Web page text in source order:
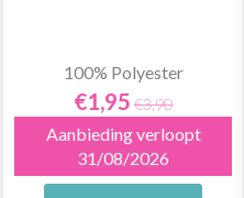
100% Polyester
€1,95 €3,90
Aanbieding verloopt
31/08/2026